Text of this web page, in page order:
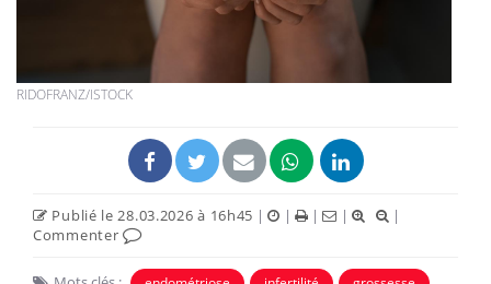
RIDOFRANZ/ISTOCK
Publié le 28.03.2026 à 16h45 | | | |
|
Commenter